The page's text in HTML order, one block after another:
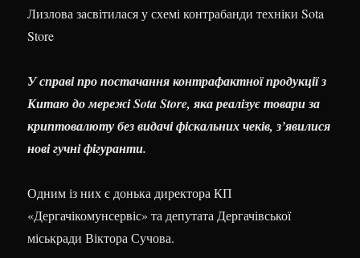
Лизлова засвітилася у схемі контрабанди техніки Sota
Store
У справі про постачання контрафактної продукції з
Китаю до мережі Sota Store, яка реалізує товари за
криптовалюту без видачі фіскальних чеків, з’явилися
нові гучні фігуранти.
Одним із них є донька директора КП
«Дергачікомунсервіс» та депутата Дергачівської
міськради Віктора Сучова.